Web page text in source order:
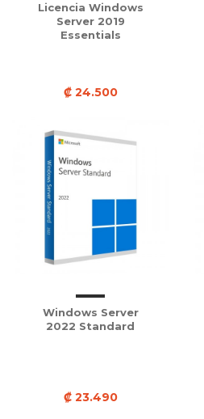
Licencia Windows
Server 2019
Essentials
₡ 24.500
Windows Server
2022 Standard
₡ 23.490